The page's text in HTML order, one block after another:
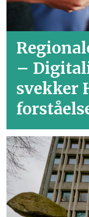
–
svekker